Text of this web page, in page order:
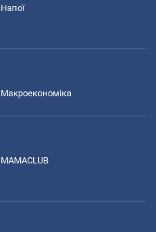
Напої
Макроекономіка
MAMACLUB